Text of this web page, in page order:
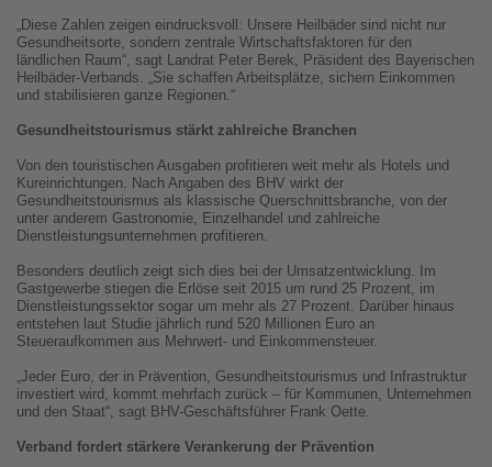
„Diese Zahlen zeigen eindrucksvoll: Unsere Heilbäder sind nicht nur
Gesundheitsorte, sondern zentrale Wirtschaftsfaktoren für den
ländlichen Raum“, sagt Landrat Peter Berek, Präsident des Bayerischen
Heilbäder-Verbands. „Sie schaffen Arbeitsplätze, sichern Einkommen
und stabilisieren ganze Regionen.“
Gesundheitstourismus stärkt zahlreiche Branchen
Von den touristischen Ausgaben profitieren weit mehr als Hotels und
Kureinrichtungen. Nach Angaben des BHV wirkt der
Gesundheitstourismus als klassische Querschnittsbranche, von der
unter anderem Gastronomie, Einzelhandel und zahlreiche
Dienstleistungsunternehmen profitieren.
Besonders deutlich zeigt sich dies bei der Umsatzentwicklung. Im
Gastgewerbe stiegen die Erlöse seit 2015 um rund 25 Prozent, im
Dienstleistungssektor sogar um mehr als 27 Prozent. Darüber hinaus
entstehen laut Studie jährlich rund 520 Millionen Euro an
Steueraufkommen aus Mehrwert- und Einkommensteuer.
„Jeder Euro, der in Prävention, Gesundheitstourismus und Infrastruktur
investiert wird, kommt mehrfach zurück – für Kommunen, Unternehmen
und den Staat“, sagt BHV-Geschäftsführer Frank Oette.
Verband fordert stärkere Verankerung der Prävention